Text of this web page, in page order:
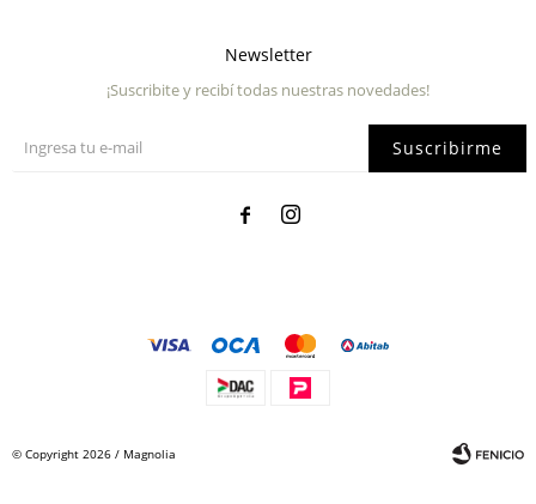
Newsletter
¡Suscribite y recibí todas nuestras novedades!
Suscribirme
 
© Copyright 2026 / Magnolia